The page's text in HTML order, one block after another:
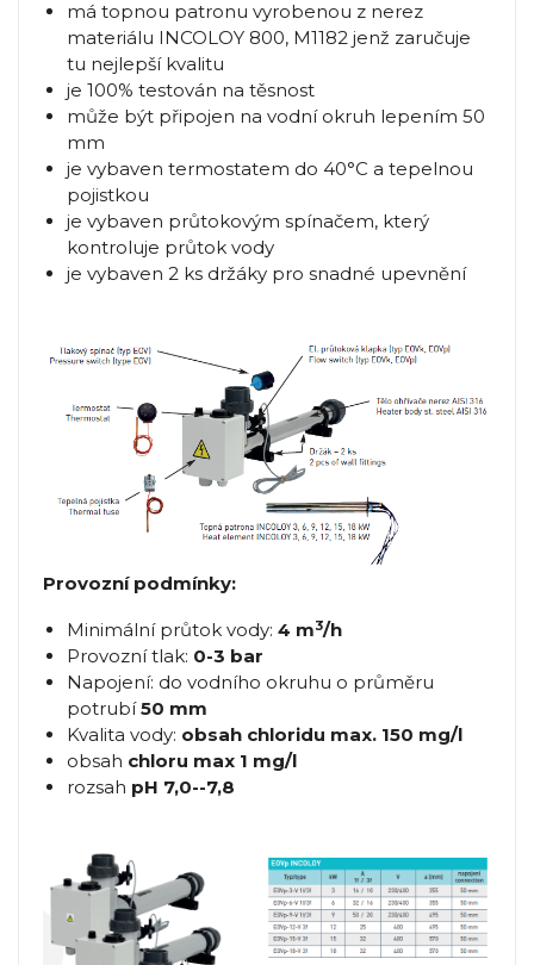
má topnou patronu vyrobenou z nerez
materiálu INCOLOY 800, M1182 jenž zaručuje
tu nejlepší kvalitu
je 100% testován na těsnost
může být připojen na vodní okruh lepením 50
mm
je vybaven termostatem do 40°C a tepelnou
pojistkou
je vybaven průtokovým spínačem, který
kontroluje průtok vody
je vybaven 2 ks držáky pro snadné upevnění
Provozní podmínky:
Minimální průtok vody: 4 m3/h
Provozní tlak: 0-3 bar
Napojení: do vodního okruhu o průměru
potrubí50 mm
Kvalita vody: obsah chloridu max. 150 mg/l
obsah chloru max 1 mg/l
rozsah pH 7,0--7,8